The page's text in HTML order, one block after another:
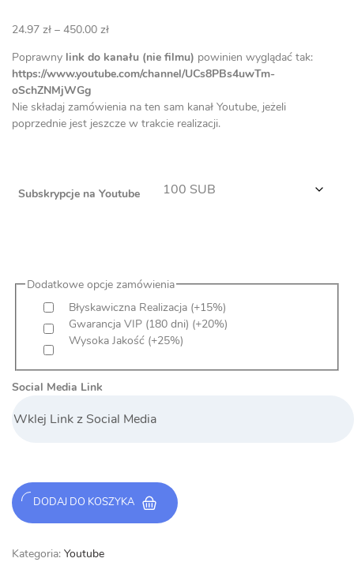
podstawie
klientów
24.97 zł – 450.00 złZakres
od
24.97 zł
450.00 zł
Poprawny link do kanału (nie filmu) powinien wyglądać tak:
https://www.youtube.com/channel/UCs8PBs4uwTm-
oSchZNMjWGg
Nie składaj zamówienia na ten sam kanał Youtube, jeżeli
poprzednie jest jeszcze w trakcie realizacji.
Subskrypcje na Youtube
Dodatkowe opcje zamówienia
Błyskawiczna Realizacja (+15%)
Gwarancja VIP (180 dni) (+20%)
Wysoka Jakość (+25%)
Social Media Link
DODAJ DO KOSZYKA
Kategoria: Youtube